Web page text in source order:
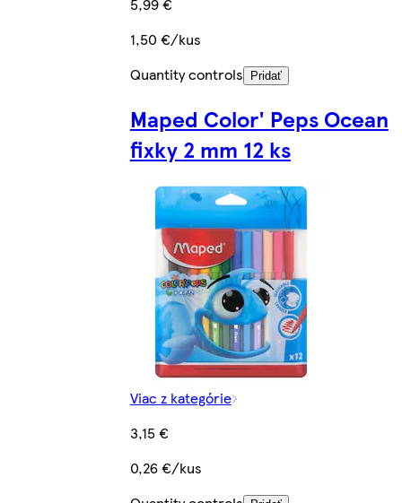
1,50 €/kus
Quantity controls
Pridať
Maped Color' Peps Ocean
fixky 2 mm 12 ks
Viac z kategórie
3,15 €
0,26 €/kus